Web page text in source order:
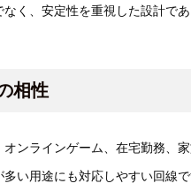
く、安定性を重視した設計で
相性
ンラインゲーム、在宅勤務、
い用途にも対応しやすい回線で